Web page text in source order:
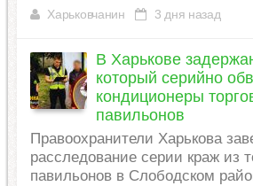
Харьковчанин 3 дня назад
В Харькове
который серийно
кондиционеры
павильонов
Правоохранители Харькова
расследование серии краж из
павильонов в Слободском